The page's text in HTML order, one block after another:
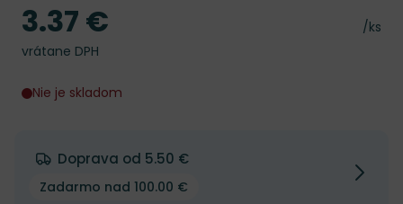
Cena
/ks
Cena
3.37 €
vrátane DPH
Nie je skladom
Doprava od 5.50 €
Zadarmo nad 100.00 €